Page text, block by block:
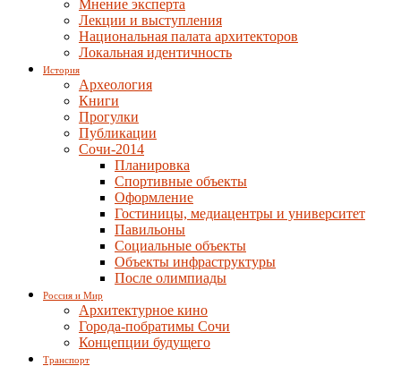
Мнение эксперта
Лекции и выступления
Национальная палата архитекторов
Локальная идентичность
История
Археология
Книги
Прогулки
Публикации
Сочи-2014
Планировка
Спортивные объекты
Оформление
Гостиницы, медиацентры и университет
Павильоны
Социальные объекты
Объекты инфраструктуры
После олимпиады
Россия и Мир
Архитектурное кино
Города-побратимы Сочи
Концепции будущего
Транспорт